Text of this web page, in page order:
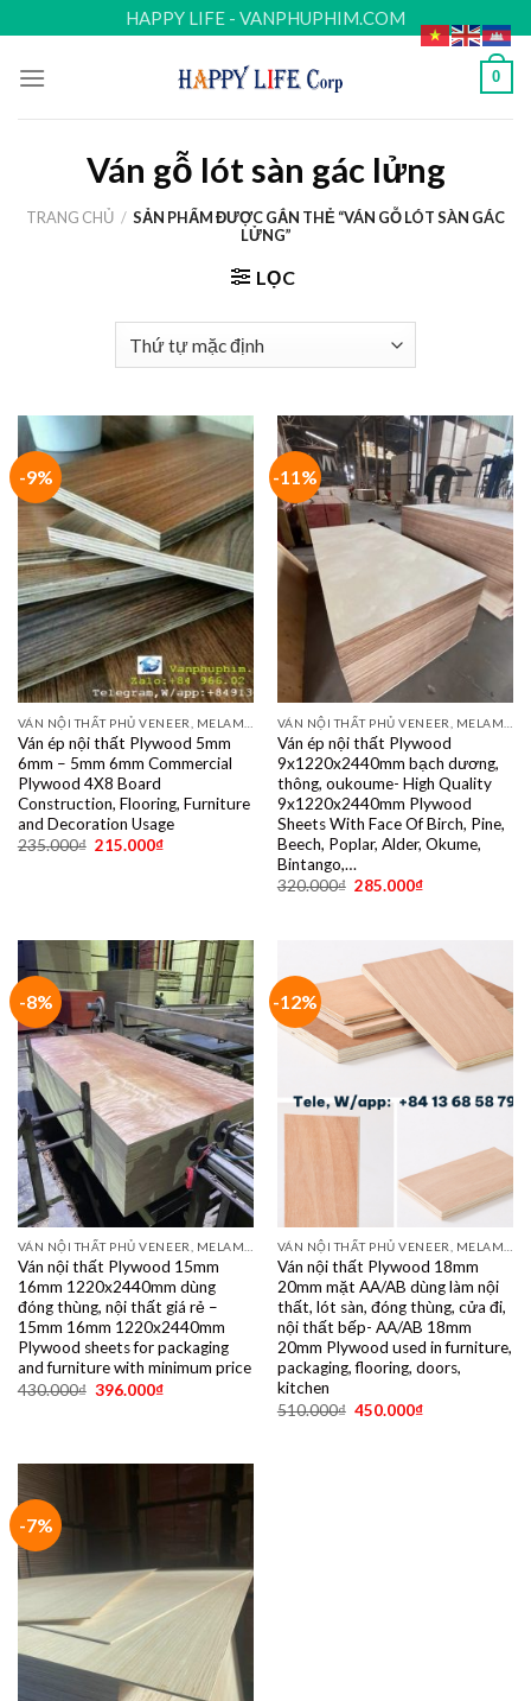
to
content
HAPPY LIFE - VANPHUPHIM.COM
0
Ván gỗ lót sàn gác lửng
TRANG CHỦ / SẢN PHẨM ĐƯỢC GẮN THẺ “VÁN GỖ LÓT SÀN GÁC
LỬNG”
LỌC
-9%
Ván ép nội thất Plywood 5mm
6mm – 5mm 6mm Commercial
Plywood 4X8 Board
Construction, Flooring, Furniture
and Decoration Usage
235.000₫ 215.000₫
-11%
Ván ép nội thất Plywood
9x1220x2440mm bạch dương,
thông, oukoume- High Quality
9x1220x2440mm Plywood
Sheets With Face Of Birch, Pine,
Beech, Poplar, Alder, Okume,
Bintango,…
320.000₫ 285.000₫
-8%
VÁN NỘI THẤT PHỦ VENEER, MELAMINE, LAMINATE, PLYWOOD BINTANGOR, PITAGO, OKUME, BIRCH, POPLAR, SỒI, ÓC CHÓ, THÔNG, XOAN ĐÀO....
Ván nội thất Plywood 15mm
16mm 1220x2440mm dùng
đóng thùng, nội thất giá rẻ –
15mm 16mm 1220x2440mm
Plywood sheets for packaging
and furniture with minimum price
430.000₫ 396.000₫
-12%
VÁN NỘI THẤT PHỦ VENEER, MELAMINE, LAMINATE, PLYWOOD BINTANGOR, PITAGO, OKUME, BIRCH, POPLAR, SỒI, ÓC CHÓ, THÔNG, XOAN ĐÀO....
Ván nội thất Plywood 18mm
20mm mặt AA/AB dùng làm nội
thất, lót sàn, đóng thùng, cửa đi,
nội thất bếp- AA/AB 18mm
20mm Plywood used in furniture,
packaging, flooring, doors,
kitchen
510.000₫ 450.000₫
-7%